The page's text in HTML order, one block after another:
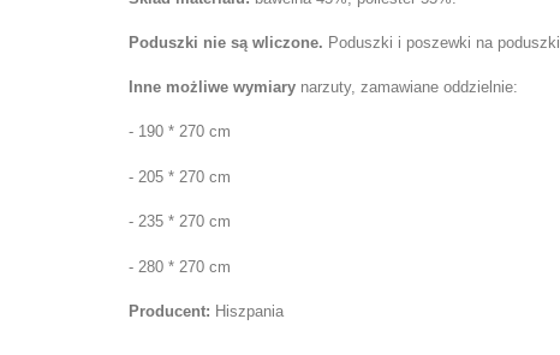
Poduszki nie są wliczone. Poduszki i poszewki na poduszki
Inne możliwe wymiary narzuty, zamawiane oddzielnie:
- 190 * 270 cm
- 205 * 270 cm
- 235 * 270 cm
- 280 * 270 cm
Producent: Hiszpania